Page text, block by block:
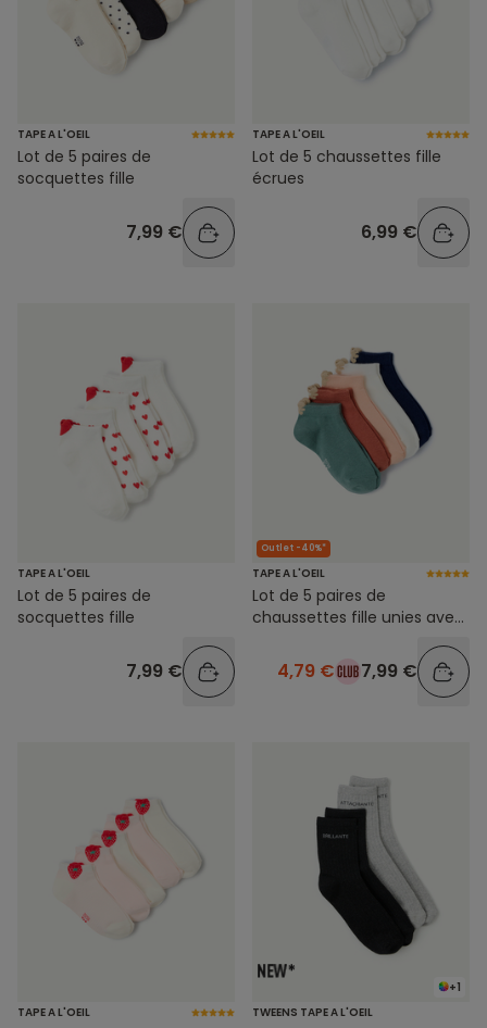
TAPE A L'OEIL
Lot de 5 paires de
socquettes fille
7,99 €
TAPE A L'OEIL
Lot de 5 chaussettes fille
écrues
6,99 €
TAPE A L'OEIL
Lot de 5 paires de
socquettes fille
7,99 €
Outlet -40%*
TAPE A L'OEIL
Lot de 5 paires de
chaussettes fille unies avec
4,79 € 7,99 €
TAPE A L'OEIL
+1
TWEENS TAPE A L'OEIL